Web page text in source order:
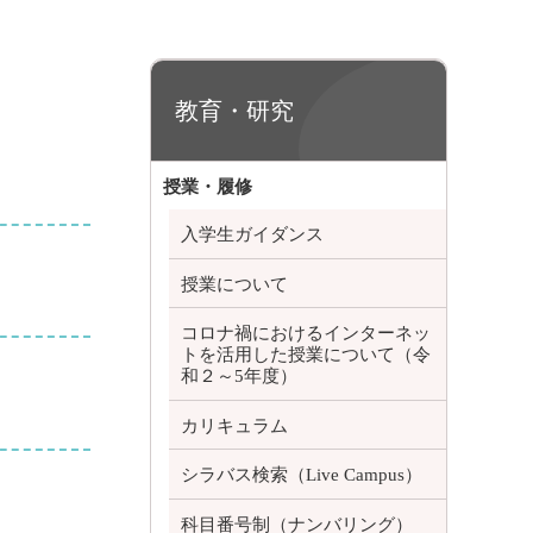
教育・研究
授業・履修
入学生ガイダンス
授業について
コロナ禍におけるインターネッ
トを活用した授業について（令
和２～5年度）
カリキュラム
シラバス検索（Live Campus）
科目番号制（ナンバリング）